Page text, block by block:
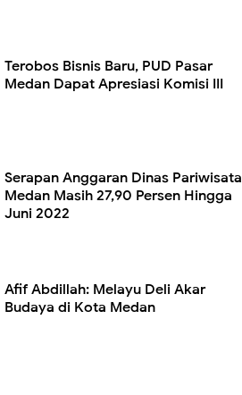
Terobos Bisnis Baru, PUD Pasar
Medan Dapat Apresiasi Komisi III
Serapan Anggaran Dinas Pariwisata
Medan Masih 27,90 Persen Hingga
Juni 2022
Afif Abdillah: Melayu Deli Akar
Budaya di Kota Medan